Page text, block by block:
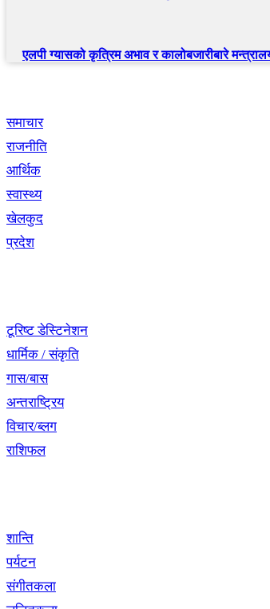
एलपी ग्यासको कृत्रिम अभाव र कालोबजारीबारे
समाचार
राजनीति
आर्थिक
स्वास्थ्य
खेलकुद
प्रदेश
टूरिष्ट डेस्टिनेशन
धार्मिक / संकृति
गास/बास
अन्तराष्ट्रिय
विचार/ब्लग
राशिफल
शान्ति
पर्यटन
संगीतकला